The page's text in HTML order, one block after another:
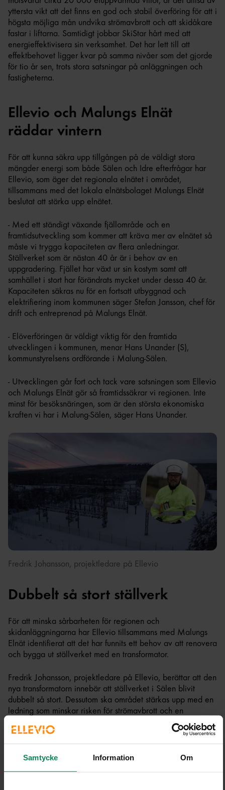
Samtycke Information Om
yttersta vikt att det finns en god och stabil överföring för att i
högsta möjliga mån undvika strömavbrott och att skidåkare
fastar i liftarna. Samtidigt jobbar SkiStar hårt med att
energieffektivisera sin verksamhet. Det har lett till att
effektbehovet ligger kvar på samma nivåer som det gjorde
för tio år sen, trots stora satsningar på anläggningen och
fastigheterna.
Ellevio och Malungs Elnät
räddar vintern
För att kunna säkra upp tillgången på de väldigt stora
mängder energi som både Sälen och Idre efterfrågar har
Ellevio, som äger det regionala elnätet i området,
tillsammans med det lokala elnätsbolaget Malungs Elnät
beslutat att stärka upp elnätet.
- Med ett ständigt växande fjällområde och en
framtidsutveckling som kommer att kräva mer av elnätet så
måste vi trygga kapaciteten av flera anledningar.
Ställverket som är nästan 40 år är i behov av en
uppgradering. Fjället har växt ur sin kostym samt att
samhället i stort har förändrats mycket under dessa 40 år.
Kapaciteten säkras nu för en fortsatt utbyggnad och
elektrifiering inom kommunen säger Stefan Jansson, chef för
drift och entreprenad på Malungs Elnät.
- Elöverföringen är väldigt viktig för den framtida
utvecklingen i kommunen, menar Hans Unander (S),
kommunstyrelsens ordförande i Malung-Sälen.
- Utvecklingen går fort och tack vare satsningen som Ellevio
och Malungs Elnät gör så framtidssäkrar vi regionen. Inte
minst för besöksnäringen, som är den största ekonomiska
kraften vi har i Malung-Sälen, säger Hans Unander.
Fredrik Johansson, projektledare på Ellevio
Dubbelt så stort ställverk
För att minska sårbarheten för regionen och
skidanläggningarna har Ellevio tillsammans med Malungs
Elnät identifierat att det har funnits ett behov av att renovera
och bygga ut ställverket med en transformator.
Fredrik Johansson, projektledare på Ellevio, berättar att den
nya transformatorn innebär att ställverket i Sälen blivit
dubbelt så stort. Dessutom ska området stärkas upp med en
ledning som minskar risken för strömavbrott och en
shuntreaktor som gör att energin flödar på ett så effektivt
sätt som möjligt.
- Vi är väldigt glada att våra projekt bidrar till att aktörer